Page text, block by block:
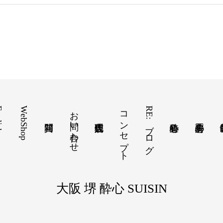
RE:ブログ
コンセプト
お問い合わせ
WebShop
大阪 堺 酔心 SUISIN